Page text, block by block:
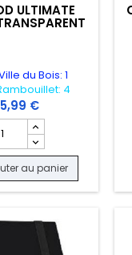
FIT SIDELOADERS
ULTIMATE
du Bois: 1
4
€
quantité du produit
au panier